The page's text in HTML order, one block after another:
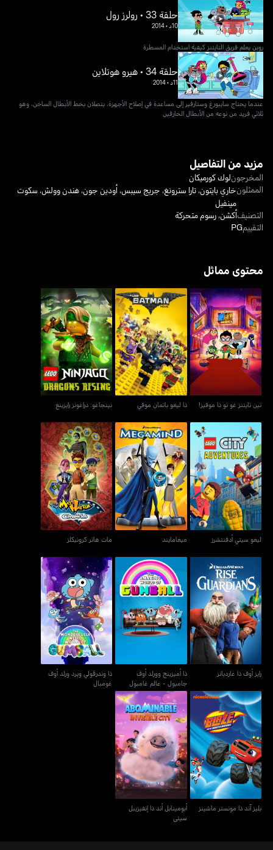
حلقة 33 • رولرز رول
10د •
2014
روبن يعلم فريق التايتنز كيفية استخدام المسطرة
حلقة 34 • هيرو هوتلاين
11د •
2014
عندما يحتاج سايبورغ وستارفير إلى مساعدة في إصلاح الأجهزة، يتصلان بخط الأبطال الساخن، وهو
ثلاثي فريد من نوعه من الأبطال الخارقين
مزيد من التفاصيل
المخرجونلوك كورميكان
الممثلونخاري بايتون،تارا سترونغ، جريج سيبس، أودين جون،هندن وولش، سكوت
مينفيل
التصنيفأكشن،رسوم متحركة
التقييمPG
محتوى مماثل
تين تايتنز غو تو ذا موفيز!
تين تايتنز غو تو ذا موفيز!
ذا ليغو باتمان موفي
ذا ليغو باتمان موفي
نينجاغو: دراغونز رايزينغ
نينجاغو: دراغونز رايزينغ
ليغو سيتي أدفنتشرز
ليغو سيتي أدفنتشرز
ميغامايند
ميغامايند
مات هاتر كرونيكلز
مات هاتر كرونيكلز
رايز أوف ذا غارديانز
رايز أوف ذا غارديانز
ذا أميزينج وورلد أوف
جامبول - عالم غامبول
المُدهش
ذا أميزينج وورلد أوف
جامبول - عالم غامبول
المُدهش
ذا وندرڤولي ويرد ورلد أوف
غومبال
ذا وندرڤولي ويرد ورلد أوف
غومبال
بليز آند ذا مونستر ماشينز
بليز آند ذا مونستر ماشينز
أبومينابل أند ذا إنفيزيبل
سيتي
أبومينابل أند ذا إنفيزيبل
سيتي